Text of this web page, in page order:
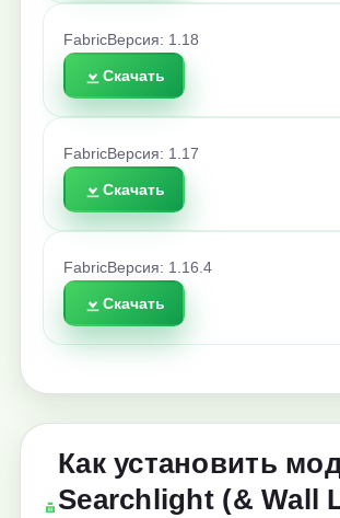
FabricВерсия: 1.18
Скачать
FabricВерсия: 1.17
Скачать
FabricВерсия: 1.16.4
Скачать
Как установить
Searchlight (& Wall